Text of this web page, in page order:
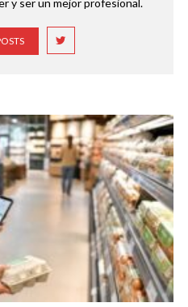
y ser un mejor profesional.